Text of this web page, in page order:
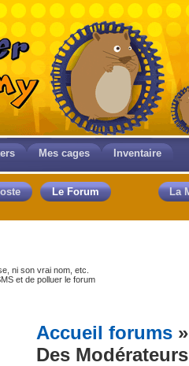
Mes cages Inventaire
Le Forum La
ni son vrai nom, etc.
et de polluer le forum
Accueil forums
Des